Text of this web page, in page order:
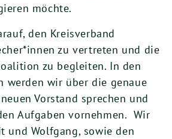
möchte.
den Kreisverband
zu vertreten und die
zu begleiten. In den
werden wir über die genaue
Vorstand sprechen und
Aufgaben vornehmen. Wir
und Wolfgang, sowie den